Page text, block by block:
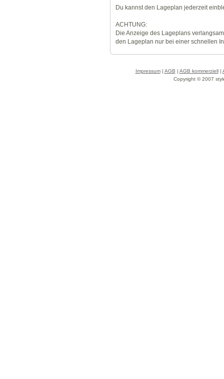
Du kannst den Lageplan jederzeit
ACHTUNG:
Die Anzeige des Lageplans
den Lageplan nur bei einer schnellen
Impressum| AGB | AGB kommerziell|
Copyright © 2007